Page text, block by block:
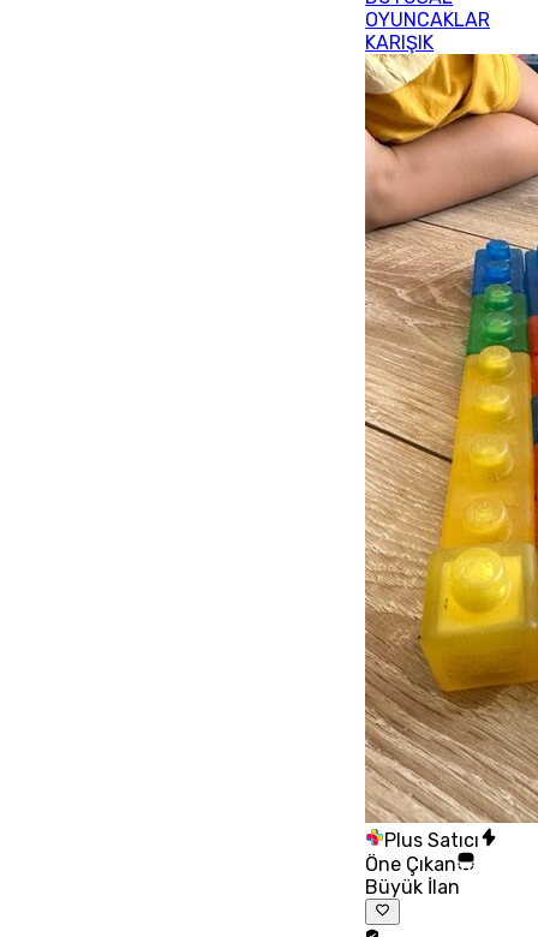
OYUNCAKLAR
KARIŞIK
Plus Satıcı
Öne Çıkan
Büyük İlan